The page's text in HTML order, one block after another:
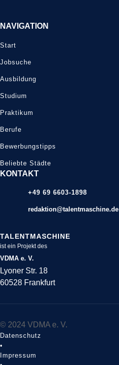
NAVIGATION
Start
Jobsuche
Ausbildung
Studium
Praktikum
Berufe
Bewerbungstipps
Beliebte Städte
KONTAKT
+49 69 6603-1898
redaktion@talentmaschine.de
TALENTMASCHINE
ist ein Projekt des
VDMA e. V.
Lyoner Str. 18
60528 Frankfurt
© 2024 VDMA e. V.
Datenschutz
•
Impressum